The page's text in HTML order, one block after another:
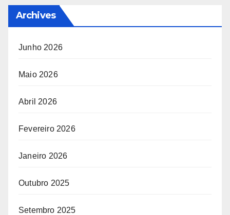
Archives
Junho 2026
Maio 2026
Abril 2026
Fevereiro 2026
Janeiro 2026
Outubro 2025
Setembro 2025